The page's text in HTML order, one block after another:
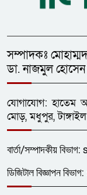
সম্পাদকঃ
ডা. নাজমুল হোসেন
যোগাযোগ: হাতেম
মোড়, মধুপুর,
বার্তা/সম্পাদকীয়বিভাগ:
ডিজিটাল বিজ্ঞাপন বিভাগ: